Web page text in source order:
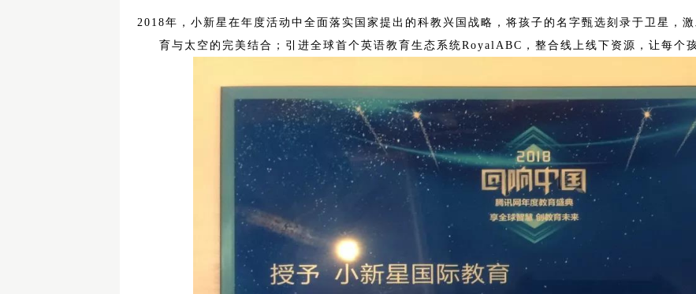
2018年，小新星在年度活动中全面落实国家提出的科教兴国战略，将孩子的名字甄选刻录于卫星，
育与太空的完美结合；引进全球首个英语教育生态系统RoyalABC，整合线上线下资源，让每个